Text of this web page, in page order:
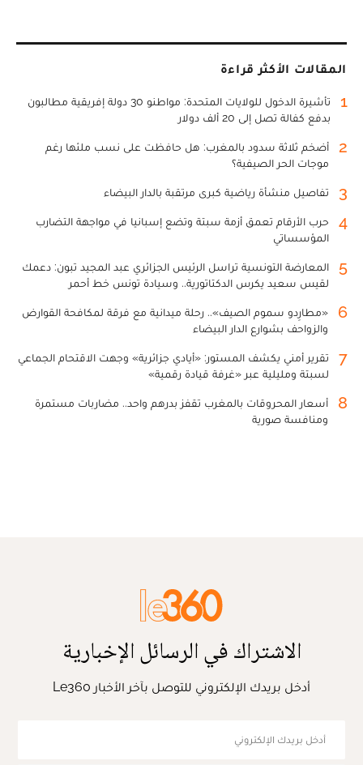
المقالات الأكثر قراءة
1
تأشيرة الدخول للولايات المتحدة: مواطنو 30 دولة إفريقية مطالبون
بدفع كفالة تصل إلى 20 ألف دولار
2
أضخم ثلاثة سدود بالمغرب: هل حافظت على نسب ملئها رغم
موجات الحر الصيفية؟
3 تفاصيل منشأة رياضية كبرى مرتقبة بالدار البيضاء
4
حرب الأرقام تعمق أزمة سبتة وتضع إسبانيا في مواجهة التضارب
المؤسساتي
5
المعارضة التونسية تراسل الرئيس الجزائري عبد المجيد تبون: دعمك
لقيس سعيد يكرس الدكتاتورية.. وسيادة تونس خط أحمر
6
«مطارِدو سموم الصيف».. رحلة ميدانية مع فرقة لمكافحة القوارض
والزواحف بشوارع الدار البيضاء
7
تقرير أمني يكشف المستور: «أيادي جزائرية» وجهت الاقتحام الجماعي
لسبتة ومليلية عبر «غرفة قيادة رقمية»
8
أسعار المحروقات بالمغرب تقفز بدرهم واحد.. مضاربات مستمرة
ومنافسة صورية
الاشتراك في الرسائل الإخبارية
أدخل بريدك الإلكتروني للتوصل بآخر الأخبار Le360